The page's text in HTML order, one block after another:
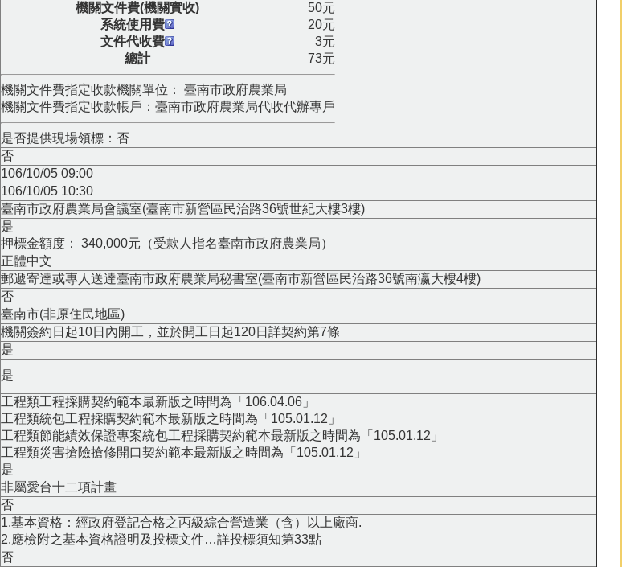
機關文件費(機關實收)
50元
系統使用費
20元
文件代收費
3元
總計
73元
機關文件費指定收款機關單位： 臺南市政府農業局
機關文件費指定收款帳戶：臺南市政府農業局代收代辦專戶
是否提供現場領標：否
否
106/10/05 09:00
106/10/05 10:30
臺南市政府農業局會議室(臺南市新營區民治路36號世紀大樓3樓)
是
押標金額度： 340,000元（受款人指名臺南市政府農業局）
正體中文
郵遞寄達或專人送達臺南市政府農業局秘書室(臺南市新營區民治路36號南瀛大樓4樓)
否
臺南市(非原住民地區)
機關簽約日起10日內開工，並於開工日起120日詳契約第7條
是
是
工程類工程採購契約範本最新版之時間為「106.04.06」
工程類統包工程採購契約範本最新版之時間為「105.01.12」
工程類節能績效保證專案統包工程採購契約範本最新版之時間為「105.01.12」
工程類災害搶險搶修開口契約範本最新版之時間為「105.01.12」
是
非屬愛台十二項計畫
否
1.基本資格：經政府登記合格之丙級綜合營造業（含）以上廠商.
2.應檢附之基本資格證明及投標文件…詳投標須知第33點
否